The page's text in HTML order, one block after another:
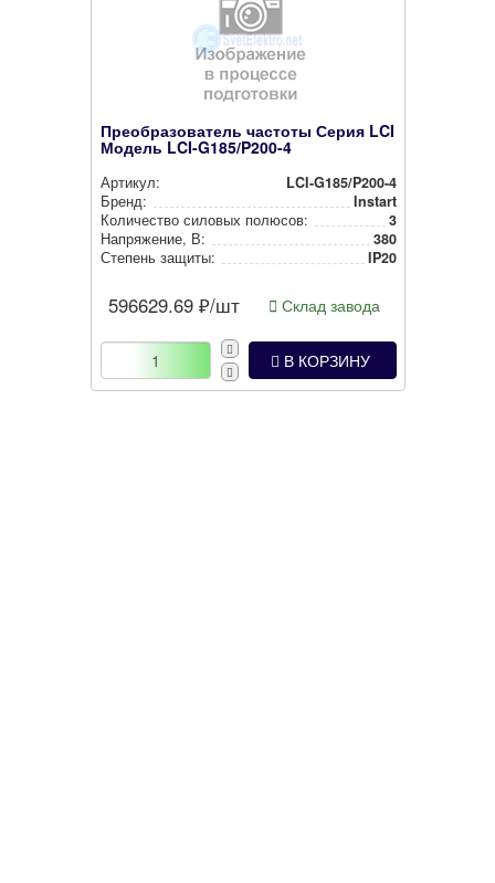
Преобразователь частоты Серия LCI
Модель LCI-G185/P200-4
Артикул:
LCI-G185/P200-4
Бренд:
Instart
Количество силовых полюсов:
3
Нап­ря­же­ние, В:
380
Степень защиты:
IP20
596629.69 ₽/шт Склад завода
В КОРЗИНУ